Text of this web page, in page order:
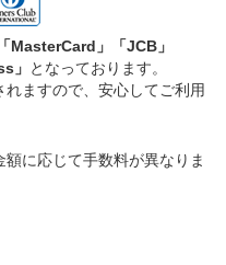
MasterCard」「JCB」
」 となっております。
ますので、安心してご利用
に応じて手数料が異なりま